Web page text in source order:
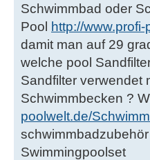
Schwimmbad oder
Pool http://
damit man auf 29
welche pool
Sandfilter verwendet
Schwimmbecken ?
poolwelt.de/
Swimmingpoolset